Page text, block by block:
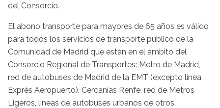
del Consorcio.
El abono transporte para mayores de 65 años es válido
para todos los servicios de transporte público de la
Comunidad de Madrid que están en el ámbito del
Consorcio Regional de Transportes: Metro de Madrid,
red de autobuses de Madrid de la EMT (excepto línea
Exprés Aeropuerto), Cercanías Renfe, red de Metros
Ligeros, líneas de autobuses urbanos de otros